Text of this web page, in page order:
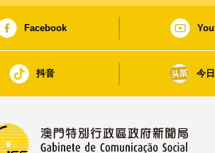
Facebook
抖音 今